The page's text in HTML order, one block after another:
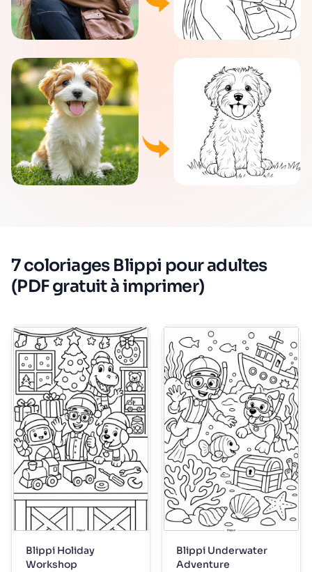
7 coloriages Blippi pour adultes
(PDF gratuit à imprimer)
Blippi Holiday
Workshop
Blippi Underwater
Adventure